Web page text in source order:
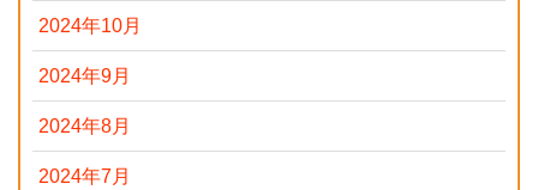
2024年10月
2024年9月
2024年8月
2024年7月